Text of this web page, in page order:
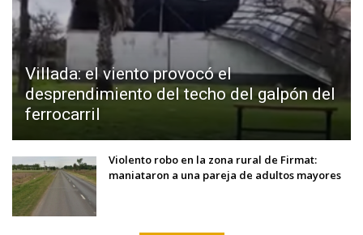
Villada: el viento provocó el
desprendimiento del techo del galpón del
ferrocarril
Violento robo en la zona rural de Firmat:
maniataron a una pareja de adultos mayores